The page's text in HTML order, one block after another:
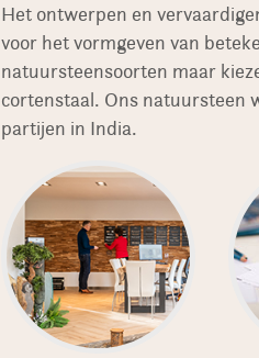
Het ontwerpen en
voor het vormgeven van
natuursteensoorten maar
cortenstaal. Ons natuursteen
partijen in India.